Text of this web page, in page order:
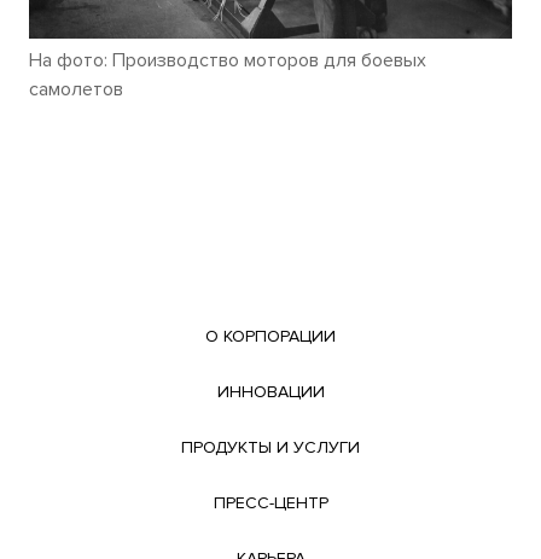
На фото: Производство моторов для боевых
самолетов
О КОРПОРАЦИИ
ИННОВАЦИИ
ПРОДУКТЫ И УСЛУГИ
ПРЕСС-ЦЕНТР